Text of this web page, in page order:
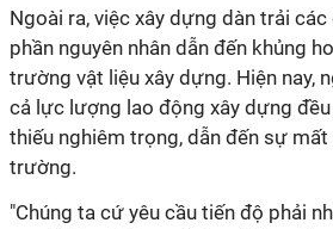
Ngoài ra, việc xây dựng dàn trải
phần nguyên nhân dẫn đến khủng
trường vật liệu xây dựng. Hiện nay,
cả lực lượng lao động xây dựng
thiếu nghiêm trọng, dẫn đến sự mất
trường.
"Chúng ta cứ yêu cầu tiến độ phải